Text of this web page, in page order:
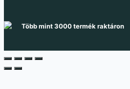
Több mint 3000 termék raktáron